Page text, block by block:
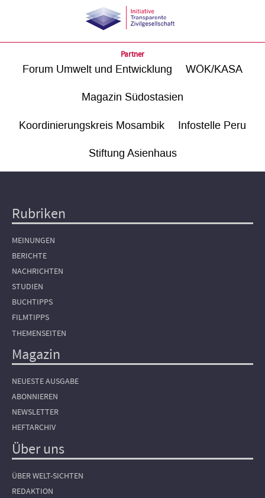
Partner
Forum Umwelt und Entwicklung WÖK/KASA
Magazin Südostasien
Koordinierungskreis Mosambik Infostelle Peru
Stiftung Asienhaus
Hauptnavigation
Rubriken
MEINUNGEN
BERICHTE
NACHRICHTEN
STUDIEN
BUCHTIPPS
FILMTIPPS
THEMENSEITEN
Magazin
NEUESTE AUSGABE
ABONNIEREN
NEWSLETTER
HEFTARCHIV
Über uns
ÜBER WELT-SICHTEN
REDAKTION